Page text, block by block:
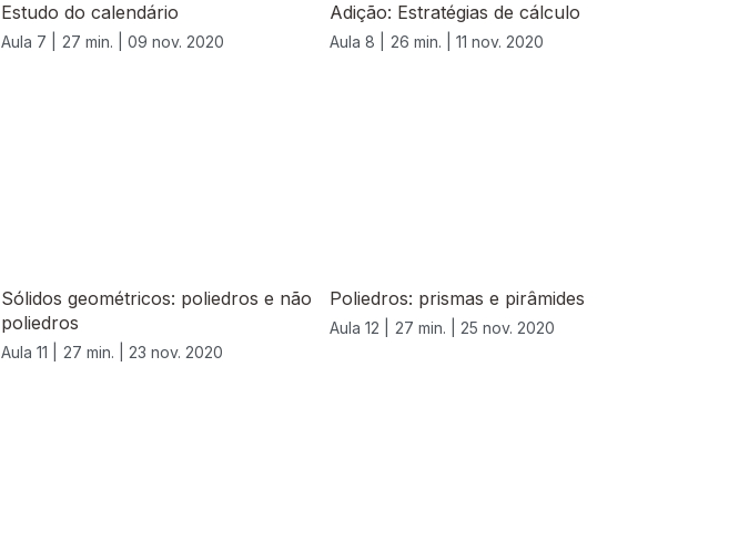
Estudo do calendário
Aula 7 | 27 min. | 09 nov. 2020
Adição: Estratégias de cálculo
Aula 8 | 26 min. | 11 nov. 2020
Sólidos geométricos: poliedros e não
poliedros
Aula 11 | 27 min. | 23 nov. 2020
Poliedros: prismas e pirâmides
Aula 12 | 27 min. | 25 nov. 2020